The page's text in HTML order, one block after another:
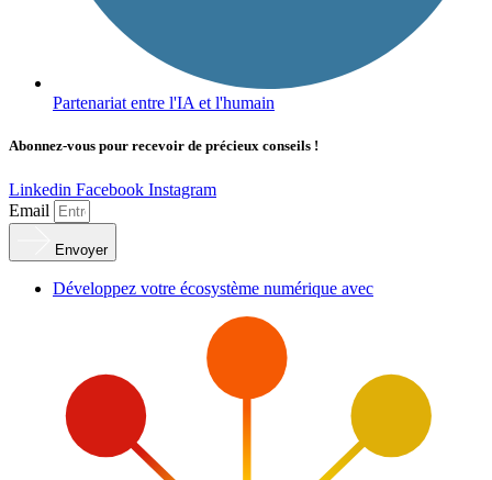
Partenariat entre l'IA et l'humain
Abonnez-vous pour recevoir de précieux conseils !
Linkedin Facebook Instagram
Email
Envoyer
Développez votre écosystème numérique avec